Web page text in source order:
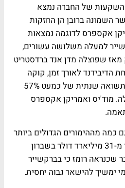
85% מתיק ההשקעות של החברה נמצא
השמונה ברובן הן החזקות
אקספרס לדוגמה נמצאות
למעלה משלושה עשורים,
שפוצלה מדן אנד ברדסטריט
לצמיחת הדיבידנד לאורך זמן, קוקה
קולה מרוויחה לברקשייר תשואה שנתית של כמעט 57%
מוד'יס ואמריקן אקספרס
כמה מההימורים הגדולים ביותר
על מניות אנרגיה, עם יותר מ-31 מיליארד דולר בשברון
שכנראה רומז כי בברקשייר
ימשיך להישאר גבוה יחסית.